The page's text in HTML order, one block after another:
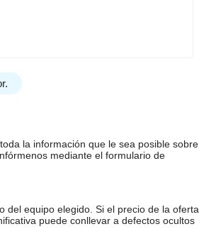
la información que le sea posible sobre
mediante el formulario de
del equipo elegido. Si el precio de la oferta
puede conllevar a defectos ocultos